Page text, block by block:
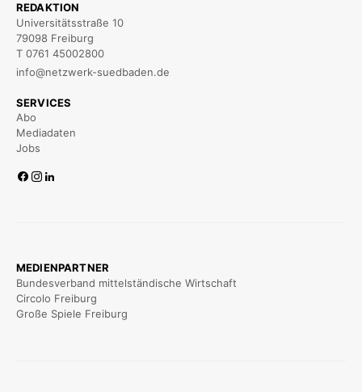
REDAKTION
Universitätsstraße 10
79098 Freiburg
T 0761 45002800
info@netzwerk-suedbaden.de
SERVICES
Abo
Mediadaten
Jobs
MEDIENPARTNER
Bundesverband mittelständische Wirtschaft
Circolo Freiburg
Große Spiele Freiburg